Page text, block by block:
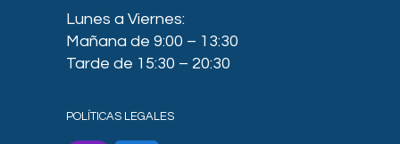
Lunes a Viernes:
Mañana de 9:00 – 13:30
Tarde de 15:30 – 20:30
POLÍTICAS LEGALES